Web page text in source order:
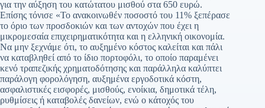
για την αύξηση του κατώτατου μισθού στα 650 ευρώ.
Επίσης τόνισε «Το ανακοινωθέν ποσοστό του 11% ξεπέρασε
το όριο των προσδοκιών και των αντοχών που έχει η
μικρομεσαία επιχειρηματικότητα και η ελληνική οικονομία.
Να μην ξεχνάμε ότι, το αυξημένο κόστος καλείται και πάλι
να καταβληθεί από το ίδιο πορτοφόλι, το οποίο παραμένει
κενό τραπεζικής χρηματοδότησης και παράλληλα καλύπτει
παράλογη φορολόγηση, αυξημένα εργοδοτικά κόστη,
ασφαλιστικές εισφορές, μισθούς, ενοίκια, δημοτικά τέλη,
ρυθμίσεις ή καταβολές δανείων, ενώ ο κάτοχός του